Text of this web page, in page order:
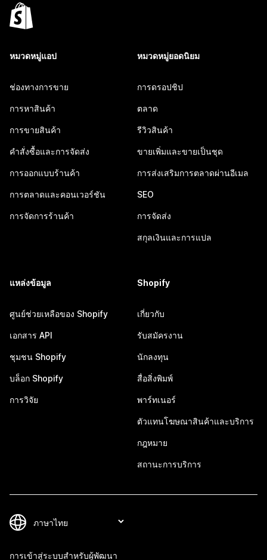
หมวดหมู่แอป
ช่องทางการขาย
การหาสินค้า
การขายสินค้า
คำสั่งซื้อและการจัดส่ง
การออกแบบร้านค้า
การตลาดและคอนเวอร์ชัน
การจัดการร้านค้า
หมวดหมู่ยอดนิยม
การดรอปชิป
ตลาด
รีวิวสินค้า
ขายเพิ่มและขายเป็นชุด
การส่งเสริมการตลาดผ่านอีเมล
SEO
การจัดส่ง
สกุลเงินและการแปล
แหล่งข้อมูล
ศูนย์ช่วยเหลือของ Shopify
เอกสาร API
ชุมชน Shopify
บล็อก Shopify
การวิจัย
Shopify
เกี่ยวกับ
รับสมัครงาน
นักลงทุน
สื่อสิ่งพิมพ์
พาร์ทเนอร์
ตัวแทนโฆษณาสินค้าและบริการ
กฎหมาย
สถานะการบริการ
การเข้าสู่ระบบสำหรับผู้พัฒนา